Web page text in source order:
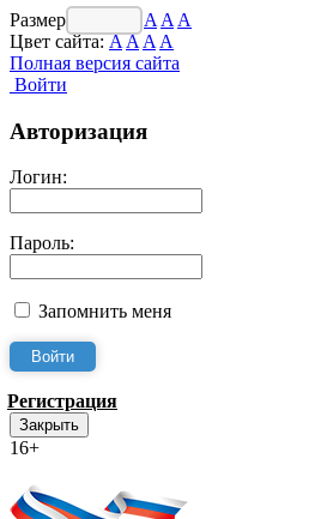
Размер шрифта: A A A
Цвет сайта:AA A A
Полная версия сайта
Войти
Авторизация
Логин:
Пароль:
Запомнить меня
Регистрация
Закрыть
16+